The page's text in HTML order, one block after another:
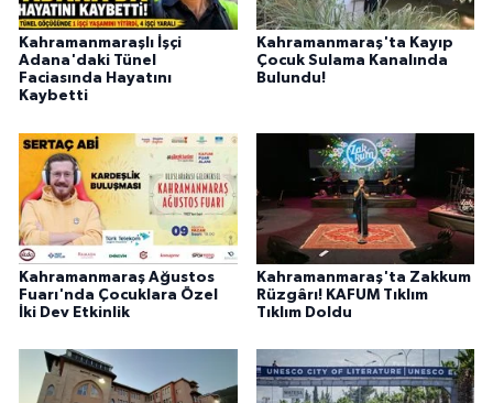
Kahramanmaraşlı İşçi
Adana'daki Tünel
Faciasında Hayatını
Kaybetti
Kahramanmaraş'ta Kayıp
Çocuk Sulama Kanalında
Bulundu!
Kahramanmaraş Ağustos
Fuarı'nda Çocuklara Özel
İki Dev Etkinlik
Kahramanmaraş'ta Zakkum
Rüzgârı! KAFUM Tıklım
Tıklım Doldu